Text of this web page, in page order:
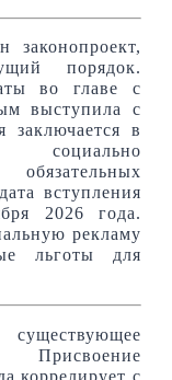
законопроект,
порядок.
во главе с
выступила с
заключается в
социально
вступления
2026 года.
рекламу
льготы для
существующее